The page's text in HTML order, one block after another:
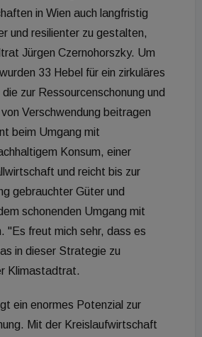
in Wien auch langfristig
und resilienter zu gestalten,
Jürgen Czernohorszky. Um
33 Hebel für ein zirkuläres
zur Ressourcenschonung und
Verschwendung beitragen
beim Umgang mit
Konsum, einer
und reicht bis zur
gebrauchter Güter und
schonenden Umgang mit
"Es freut mich sehr, dass es
in dieser Strategie zu
Klimastadtrat.
ein enormes Potenzial zur
Mit der Kreislaufwirtschaft